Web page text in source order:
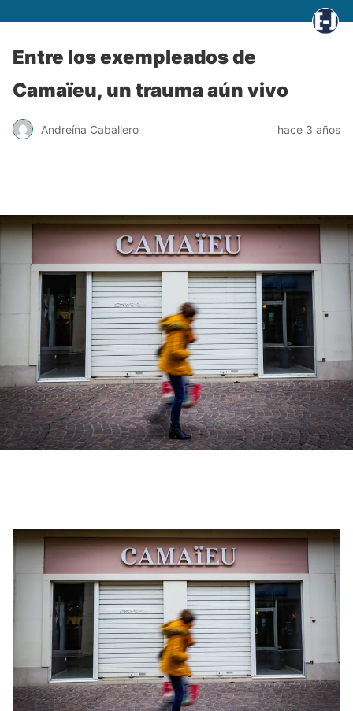
Entre los exempleados de
Camaïeu, un trauma aún vivo
Andreína Caballero hace 3 años